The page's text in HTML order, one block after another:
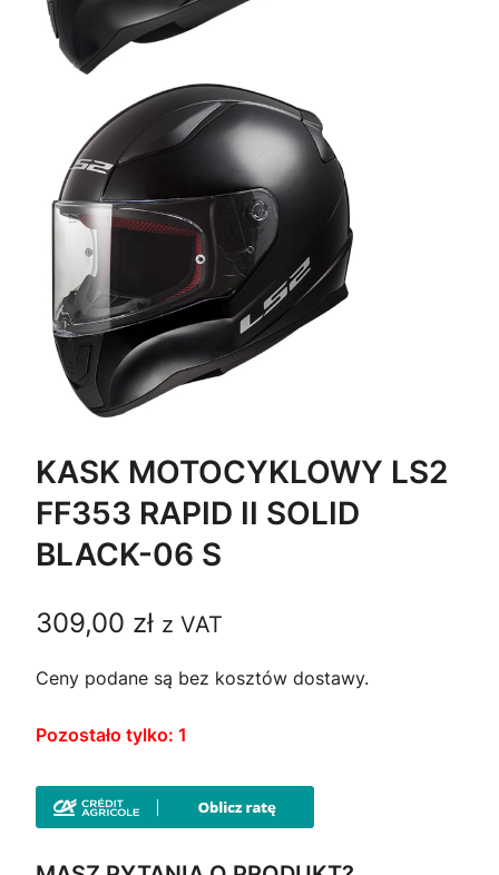
KASK MOTOCYKLOWY LS2
FF353 RAPID II SOLID
BLACK-06 S
309,00 zł z VAT
Ceny podane są bez kosztów dostawy.
Pozostało tylko: 1